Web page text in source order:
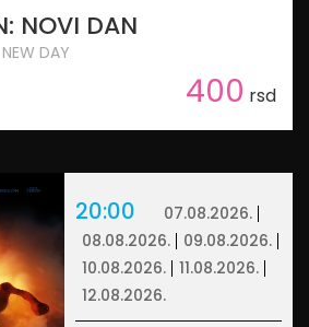
NOVI DAN
DAY
400 rsd
20:00
07.08.2026.
08.08.2026.
09.08.2026.
10.08.2026.
11.08.2026.
12.08.2026.